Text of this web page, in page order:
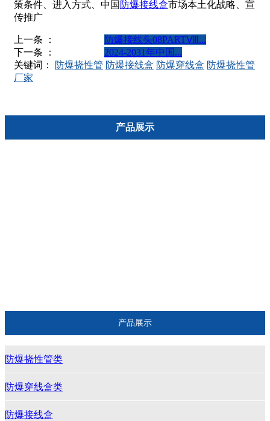
策条件、进入方式、中国 防爆接线盒市场本土化战略、宣
传推广
上一条 ：
防爆接线头08PARTⅧ...
下一条 ：
2024-2031年中国...
关键词：
防爆挠性管 防爆接线盒 防爆穿线盒 防爆挠性管
厂家
产品展示
产品展示
防爆挠性管类
防爆穿线盒类
防爆接线盒